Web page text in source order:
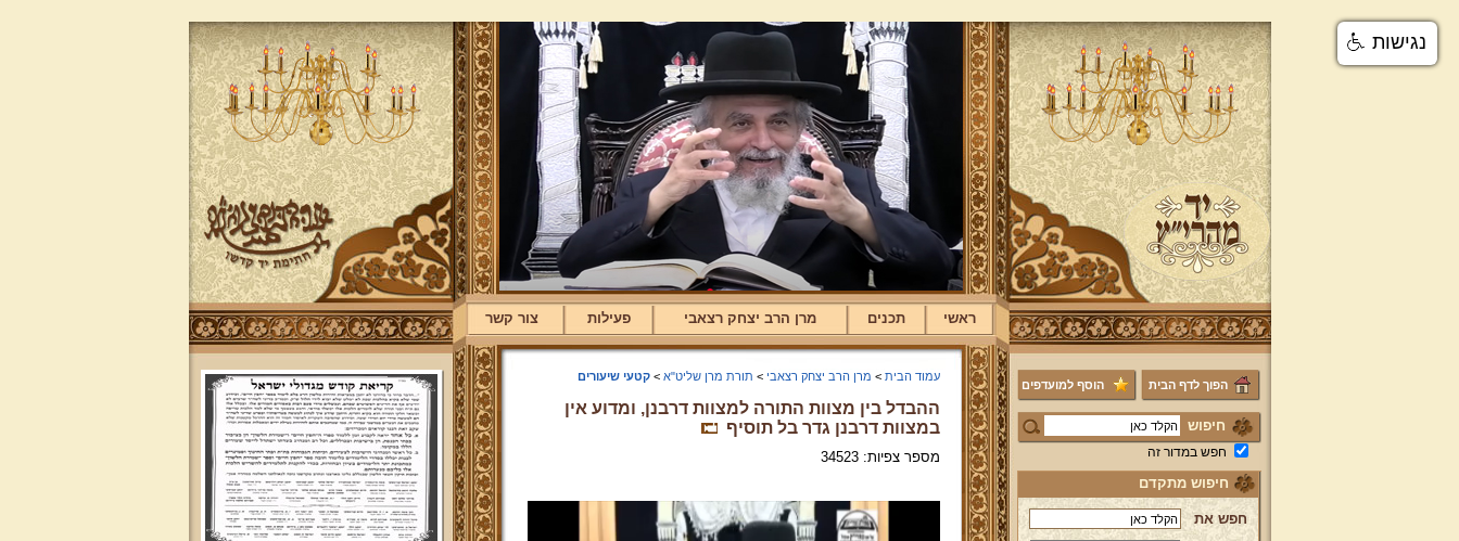
ראשי תכנים מרן הרב יצחק רצאבי פעילות צור קשר
הפוך לדף הבית הוסף למועדפים
חיפוש
חפש במדור זה
חיפוש מתקדם
חפש את
עמוד הבית > מרן הרב יצחק רצאבי > תורת מרן שליט"א >קטעי שיעורים
ההבדל בין מצוות התורה למצוות דרבנן, ומדוע אין
במצוות דרבנן גדר בל תוסיף
מספר צפיות: 34523
נגישות